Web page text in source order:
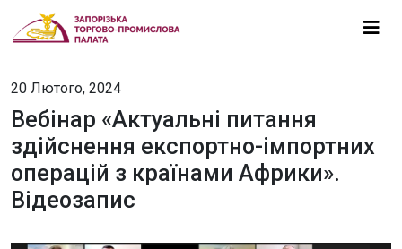
20 Лютого, 2024
Вебінар «Актуальні питання
здійснення експортно-імпортних
операцій з країнами Африки».
Відеозапис